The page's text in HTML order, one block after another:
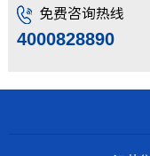
免费咨询热线
4000828890